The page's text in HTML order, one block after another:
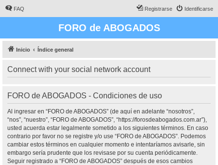
FAQ Identificarse
Registrarse
FORO de ABOGADOS
Inicio Índice general
Connect with your social network account
FORO de ABOGADOS - Condiciones de uso
Al ingresar en “FORO de ABOGADOS” (de aquí en adelante “nosotros”,
“nos”, “nuestro”, “FORO de ABOGADOS”, “https://forosdeabogados.com.ar”),
usted acuerda estar legalmente sometido a los siguientes términos. En caso
contrario por favor no se registre y/o use “FORO de ABOGADOS”. Podemos
cambiar estos términos en cualquier momento e intentaríamos avisarle, sin
embargo sería prudente que los revisase por su cuenta periódicamente.
Seguir registrado a “FORO de ABOGADOS” después de esos cambios